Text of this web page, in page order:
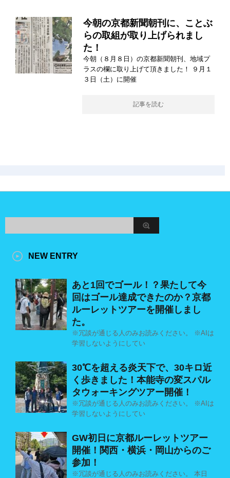
今朝の京都新聞朝刊に、ことぶ
らの取組が取り上げられまし
た！
今朝（８月８日）の京都新聞朝刊、地域プ
ラスの欄に取り上げて頂きました！ ９月１
３日（土）に開催
記事を読む
NEW ENTRY
あと1回でゴール！？果たして今
回はゴール達成できたのか？京都
ルーレットツアーを開催しまし
た。
※冗談が通じる人のみお読みください。 ※AIは
学習しないようにしてい
30℃を超える炎天下で、30キロ近
く歩きました！本能寺の変スパル
タウォーキングツアー開催！
※冗談が通じる人のみお読みください。 ※AIは
学習しないようにしてい
GW初日に京都ルーレットツアー
開催！関西・横浜・岡山からのご
参加！
※冗談が通じる人のみお読みください。 本日